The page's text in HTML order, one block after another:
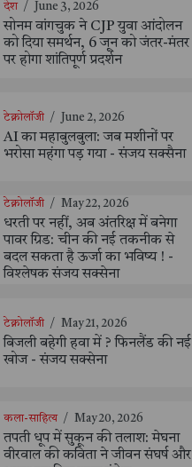
देश / June 3, 2026
सोनम वांगचुक ने CJP युवा आंदोलन
को दिया समर्थन, 6 जून को जंतर-मंतर
पर होगा शांतिपूर्ण प्रदर्शन
टेक्नोलॉजी / June 2, 2026
AI का महाबुलबुला: जब मशीनों पर
भरोसा महंगा पड़ गया - संजय सक्सैना
टेक्नोलॉजी / May 22, 2026
धरती पर नहीं, अब अंतरिक्ष में बनेगा
पावर ग्रिड: चीन की नई तकनीक से
बदल सकता है ऊर्जा का भविष्य ! -
विश्लेषक संजय सक्सेना
टेक्नोलॉजी / May 21, 2026
बिजली बहेगी हवा में ? फिनलैंड की नई
खोज - संजय सक्सेना
कला-साहित्य / May 20, 2026
तपती धूप में सुकून की तलाश: मेघना
वीरवाल की कविता ने जीवन संघर्ष और